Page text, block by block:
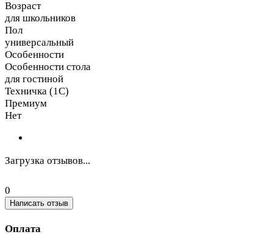
Возраст
для школьников
Пол
универсальный
Особенности
Особенности стола
для гостиной
Техничка (1С)
Премиум
Нет
Загрузка отзывов...
0
Написать отзыв
Оплата